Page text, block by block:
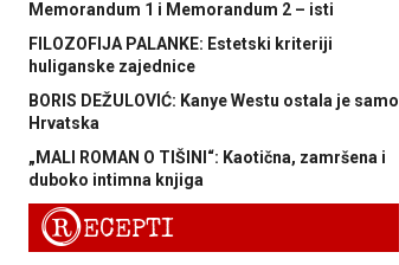
Memorandum 1 i Memorandum 2 – isti
FILOZOFIJA PALANKE: Estetski kriteriji
huliganske zajednice
BORIS DEŽULOVIĆ: Kanye Westu ostala je samo
Hrvatska
„MALI ROMAN O TIŠINI“: Kaotična, zamršena i
duboko intimna knjiga
RECEPTI